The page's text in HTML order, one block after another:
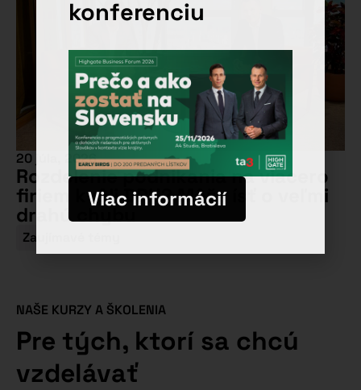
20 júla, 2026
Rozdelenie podnikania na viacero
firiem kvôli DPH? Môže ísť o veľmi
drahú chybu
Zaujímavé témy
NAŠE KURZY A ŠKOLENIA
Pre tých, ktorí sa chcú
vzdelávať
konferenciu
Viac informácií